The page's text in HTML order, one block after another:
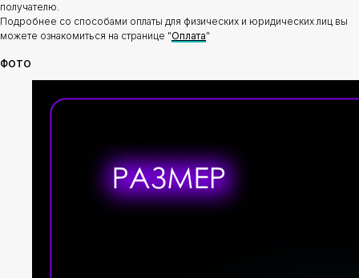
получателю.
Подробнее со способами оплаты для физических и юридических лиц вы
можете ознакомиться на странице "Оплата"
ФОТО